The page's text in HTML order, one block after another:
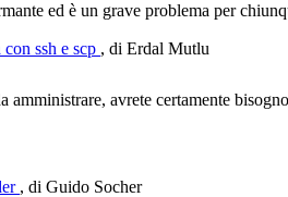
ed è un grave problema per
ssh e scp , di Erdal Mutlu
avrete certamente
, di Guido Socher